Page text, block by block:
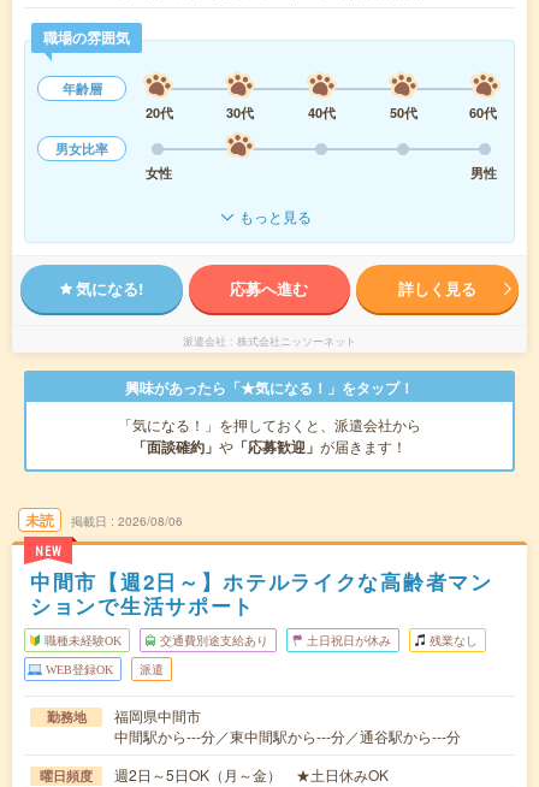
職場の雰囲気
年齢層
20代
30代 40代 50代
60代
男女比率
女性
男性
もっと見る
気になる! 応募へ進む 詳しく見る
派遣会社 株式会社ニッソーネット
興味があったら「★気になる！」をタップ！
「気になる！」を押しておくと、派遣会社から
「面談確約」 や 「応募歓迎」 が届きます！
未読
NEW
掲載日 2026/08/06
中間市【週2日～】ホテルライクな高齢者マン
ションで生活サポート
職種未経験OK 交通費別途支給あり 土日祝日が休み 残業なし
WEB登録OK 派遣
勤務地
福岡県中間市
中間駅から---分／東中間駅から---分／通谷駅から---分
曜日頻度 週2日～5日OK（月～金） ★土日休みOK